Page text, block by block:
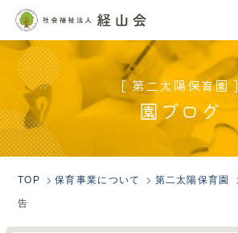
第二太陽保育園TOP
サービス内容
入園のご案内
[ 第二太陽保育園 ]
園ブログ
TOP 保育事業について 第二太陽保育園
告